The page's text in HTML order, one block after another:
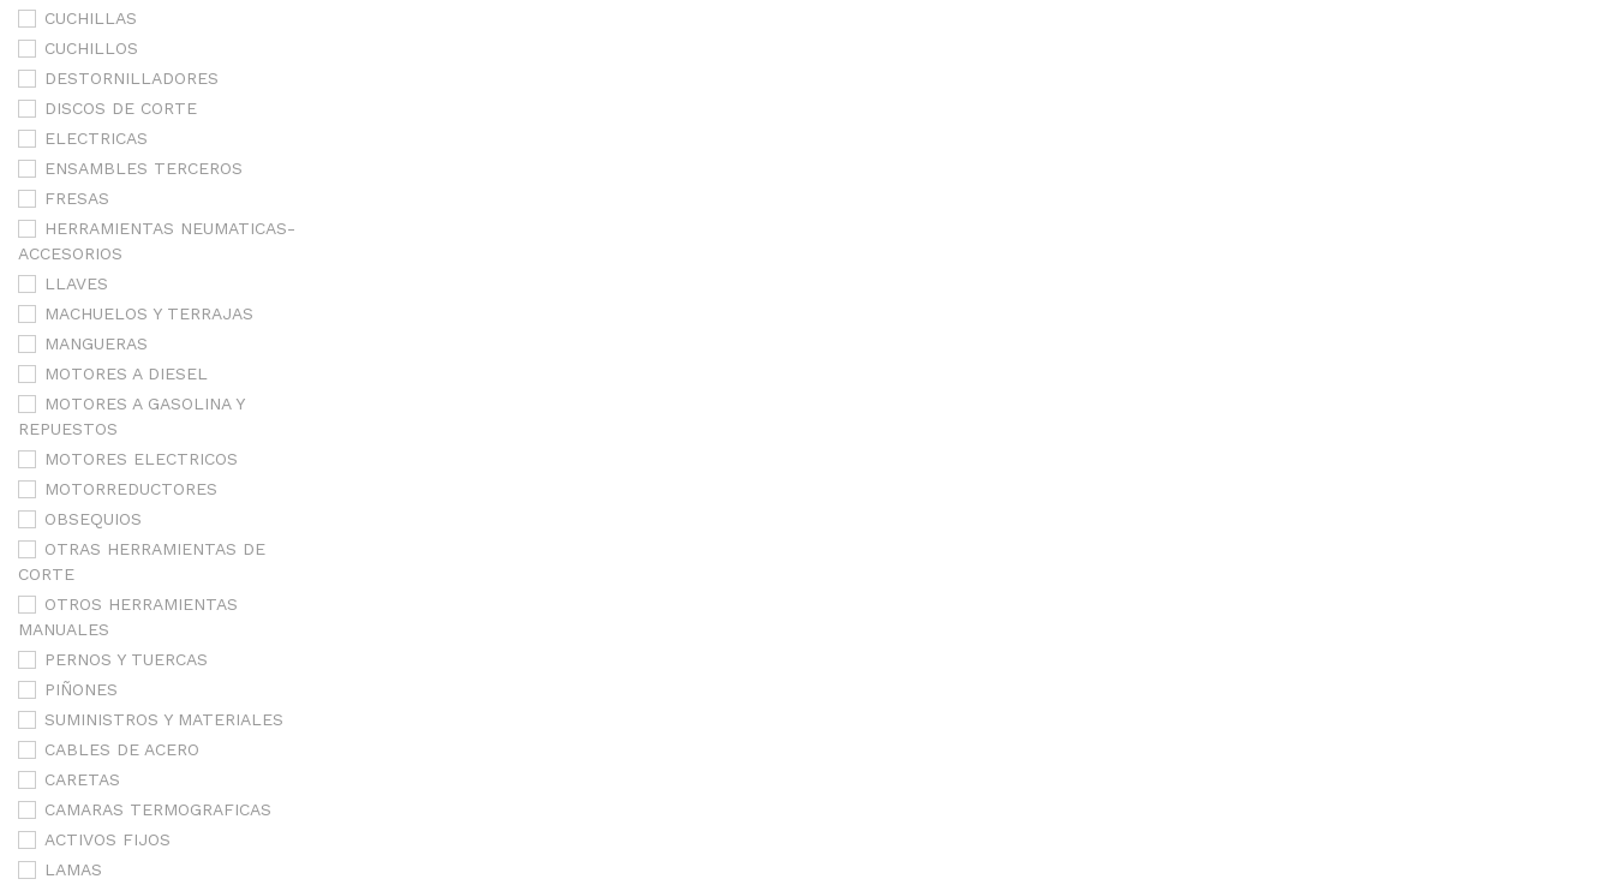
CUCHILLAS
CUCHILLOS
DESTORNILLADORES
DISCOS DE CORTE
ELECTRICAS
ENSAMBLES TERCEROS
FRESAS
HERRAMIENTAS NEUMATICAS-
ACCESORIOS
LLAVES
MACHUELOS Y TERRAJAS
MANGUERAS
MOTORES A DIESEL
MOTORES A GASOLINA Y
REPUESTOS
MOTORES ELECTRICOS
MOTORREDUCTORES
OBSEQUIOS
OTRAS HERRAMIENTAS DE
CORTE
OTROS HERRAMIENTAS
MANUALES
PERNOS Y TUERCAS
PIÑONES
SUMINISTROS Y MATERIALES
CABLES DE ACERO
CARETAS
CAMARAS TERMOGRAFICAS
ACTIVOS FIJOS
LAMAS